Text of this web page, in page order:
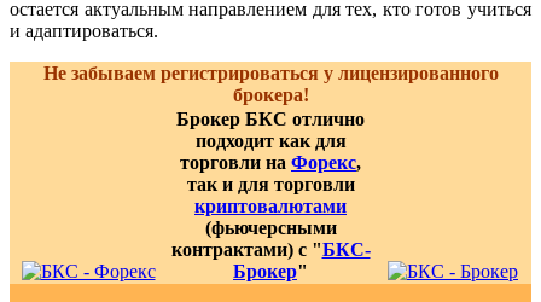
остается актуальным направлением для тех, кто готов учиться
и адаптироваться.
Не забываем регистрироваться у лицензированного
брокера!
Брокер БКС отлично
подходит как для
торговли на Форекс,
так и для торговли
криптовалютами
(фьючерсными
контрактами) с "БКС-
Брокер"